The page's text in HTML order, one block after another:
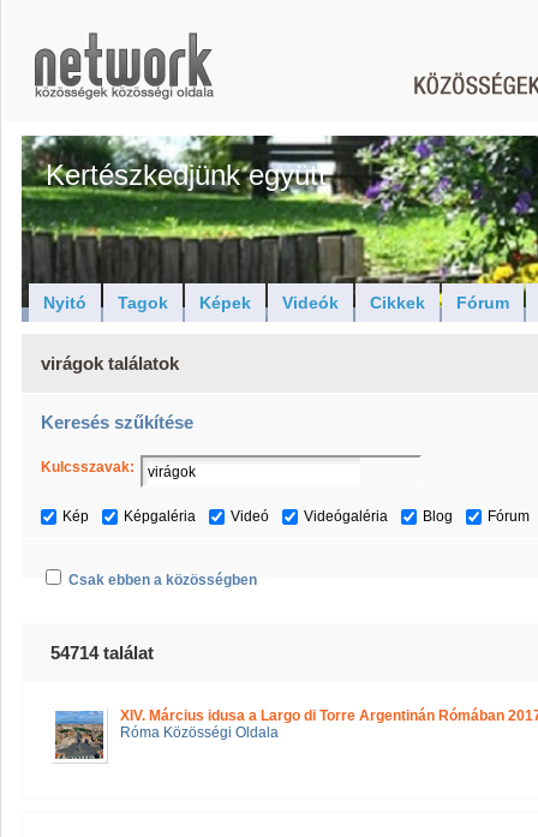
Kertészkedjünk együtt
Nyitó Tagok Képek Videók Cikkek Fórum
virágok találatok
Keresés szűkítése
Kulcsszavak:
Kép Képgaléria Videó Videógaléria Blog Fórum
Csak ebben a közösségben
54714 találat
XIV. Március idusa a Largo di Torre Argentinán Rómában
Róma Közösségi Oldala